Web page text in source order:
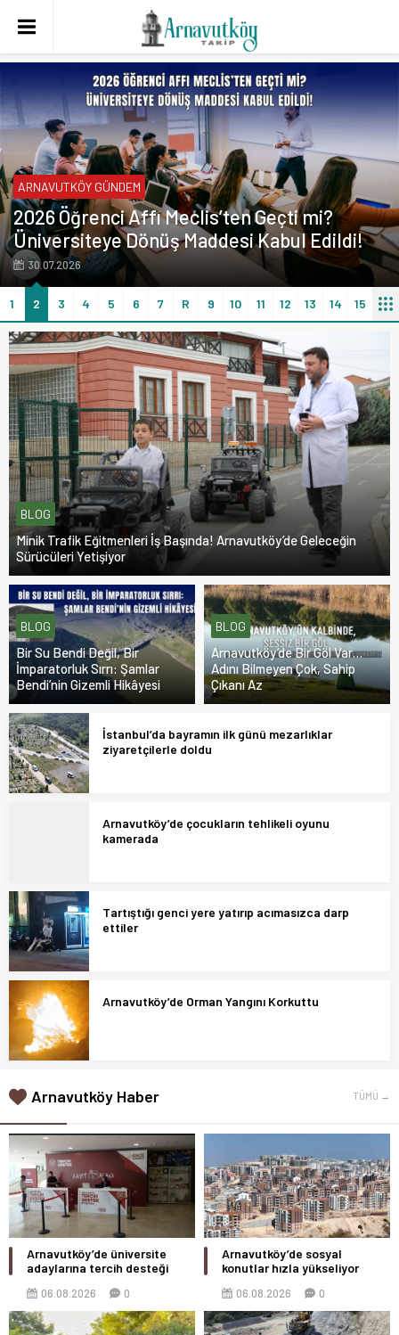
ARNAVUTKÖY GÜNDEM
Zümrütevler’de kapsamlı temizlik mesaisi
30.07.2026
1 2 3 4 5 6 7 R 9 10 11 12 13 14 15
BLOG
Minik Trafik Eğitmenleri İş Başında! Arnavutköy’de Geleceğin
Sürücüleri Yetişiyor
BLOG
Bir Su Bendi Değil, Bir
İmparatorluk Sırrı: Şamlar
Bendi’nin Gizemli Hikâyesi
BLOG
Arnavutköy’de Bir Göl Var…
Adını Bilmeyen Çok, Sahip
Çıkanı Az
İstanbul’da bayramın ilk günü mezarlıklar
ziyaretçilerle doldu
Arnavutköy’de çocukların tehlikeli oyunu
kamerada
Tartıştığı genci yere yatırıp acımasızca darp
ettiler
Arnavutköy’de Orman Yangını Korkuttu
Arnavutköy Haber TÜMÜ →
Arnavutköy’de üniversite
adaylarına tercih desteği
06.08.2026 0
Arnavutköy’de sosyal
konutlar hızla yükseliyor
06.08.2026 0